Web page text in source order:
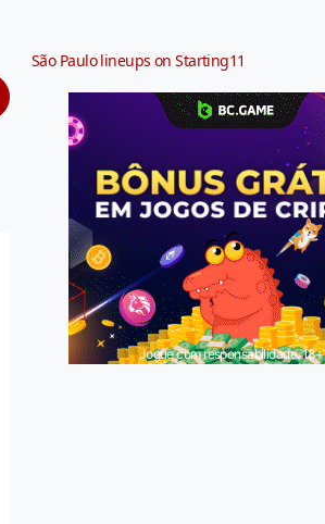
São Paulo lineups on Starting11
Jogue com responsabilidade. 18+